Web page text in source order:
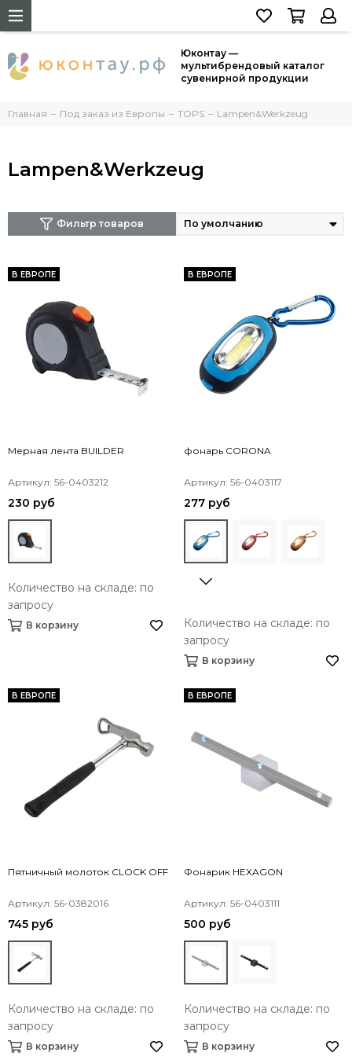
Юконтау —
мультибрендовый каталог
сувенирной продукции
Главная Под заказ из Европы TOPS Lampen&Werkzeug
Lampen&Werkzeug
Фильтр товаров
В ЕВРОПЕ
Мерная лента BUILDER
Артикул: 56-0403212
230 руб
Количество на складе: по
запросу
В корзину
В ЕВРОПЕ
фонарь CORONA
Артикул: 56-0403117
277 руб
Количество на складе: по
запросу
В корзину
В ЕВРОПЕ
Пятничный молоток CLOCK OFF
Артикул: 56-0382016
745 руб
Количество на складе: по
запросу
В корзину
В ЕВРОПЕ
Фонарик HEXAGON
Артикул: 56-0403111
500 руб
Количество на складе: по
запросу
В корзину